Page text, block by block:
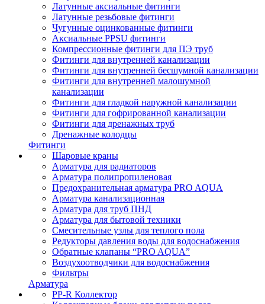
Латунные аксиальные фитинги
Латунные резьбовые фитинги
Чугунные оцинкованные фитинги
Аксиальные PPSU фитинги
Компрессионные фитинги для ПЭ труб
Фитинги для внутренней канализации
Фитинги для внутренней бесшумной канализации
Фитинги для внутренней малошумной
канализации
Фитинги для гладкой наружной канализации
Фитинги для гофрированной канализации
Фитинги для дренажных труб
Дренажные колодцы
Фитинги
Шаровые краны
Арматура для радиаторов
Арматура полипропиленовая
Предохранительная арматура PRO AQUA
Арматура канализационная
Арматура для труб ПНД
Арматура для бытовой техники
Смесительные узлы для теплого пола
Редукторы давления воды для водоснабжения
Обратные клапаны “PRO AQUA”
Воздухоотводчики для водоснабжения
Фильтры
Арматура
PP-R Коллектор